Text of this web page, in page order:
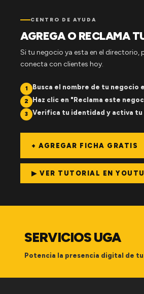
CENTRO DE AYUDA
AGREGA O RECLAMA
Si tu negocio ya esta en el directorio,
conecta con clientes hoy.
1 Busca el nombre de tu negocio
2 Haz clic en "Reclama este
3 Verifica tu identidad y activa
+ AGREGAR FICHA GRATIS
▶ VER TUTORIAL EN
SERVICIOS UGA
Potencia la presencia digital de